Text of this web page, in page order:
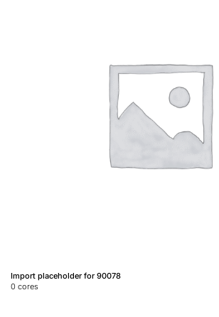
Import placeholder for 90078
0 cores